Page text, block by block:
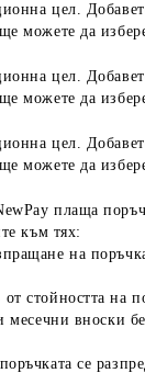
цел.
можете да
цел.
можете да
цел.
можете да
плаща
към тях:
на
стойността на
месечни вноски
се